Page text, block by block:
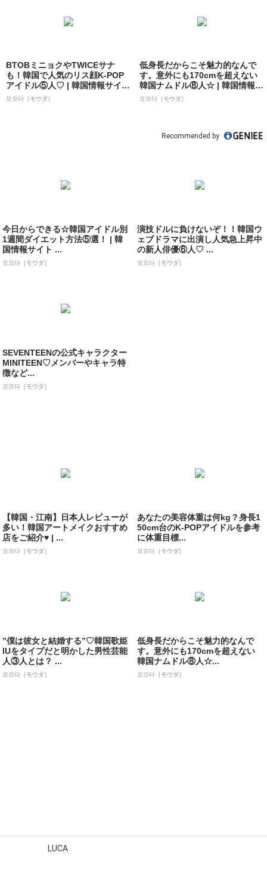
BTOBミニョクやTWICEサナ
も！韓国で人気のリス顔K-POP
アイドル⑤人♡ | 韓国情報サイ
ト...
모으다［モウダ］
低身長だからこそ魅力的なんで
す。意外にも170cmを超えない
韓国ナムドル⑧人☆ | 韓国情報サ
イト...
모으다［モウダ］
Recommended by
今日からできる☆韓国アイドル別
1週間ダイエット方法⑤選！ | 韓
国情報サイト ...
모으다［モウダ］
演技ドルに負けないぞ！！韓国ウ
ェブドラマに出演し人気急上昇中
の新人俳優⑥人♡ ...
모으다［モウダ］
SEVENTEENの公式キャラクター
MINITEEN♡メンバーやキャラ特
徴など...
모으다［モウダ］
【韓国・江南】日本人レビューが
多い！韓国アートメイクおすすめ
店をご紹介♥ | ...
모으다［モウダ］
あなたの美容体重は何kg？身長1
50cm台のK-POPアイドルを参考
に体重目標...
모으다［モウダ］
”僕は彼女と結婚する”♡韓国歌姫
IUをタイプだと明かした男性芸能
人③人とは？ ...
모으다［モウダ］
低身長だからこそ魅力的なんで
す。意外にも170cmを超えない
韓国ナムドル⑧人☆...
모으다［モウダ］
LUCA